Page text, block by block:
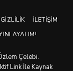
GIZLILIK
İLETIŞIM
Çelebi.
Link İle Kaynak